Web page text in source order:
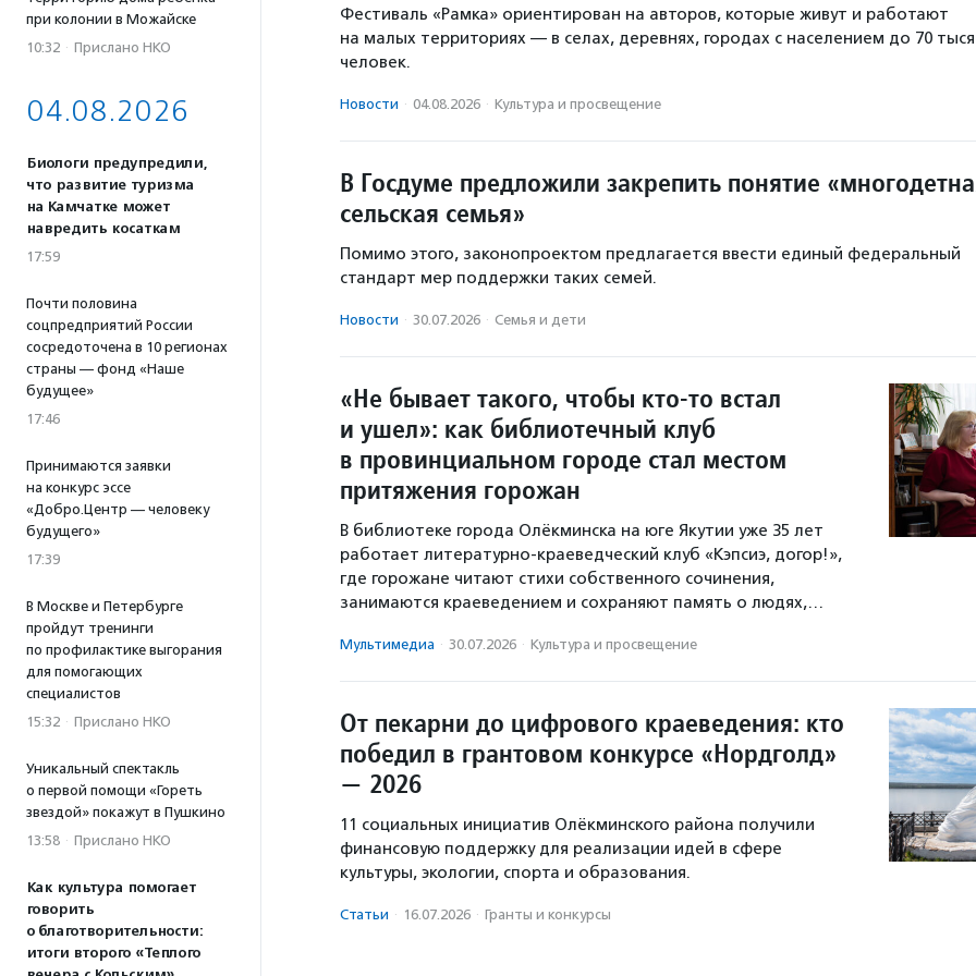
при колонии в Можайске
10:32 · Прислано НКО
04.08.2026
Биологи предупредили,
что развитие туризма
на Камчатке может
навредить косаткам
17:59
Почти половина
соцпредприятий России
сосредоточена в 10 регионах
страны — фонд «Наше
будущее»
17:46
Принимаются заявки
на конкурс эссе
«Добро.Центр — человеку
будущего»
17:39
В Москве и Петербурге
пройдут тренинги
по профилактике выгорания
для помогающих
специалистов
15:32 · Прислано НКО
Уникальный спектакль
о первой помощи «Гореть
звездой» покажут в Пушкино
13:58 · Прислано НКО
Как культура помогает
говорить
о благотворительности:
итоги второго «Теплого
Фестиваль «Рамка» ориентирован на авторов, которые живут и работают
на малых территориях — в селах, деревнях, городах с населением до 70
человек.
Новости · 04.08.2026 · Культура и просвещение
В Госдуме предложили закрепить понятие
сельская семья»
Помимо этого, законопроектом предлагается ввести единый федеральный
стандарт мер поддержки таких семей.
Новости · 30.07.2026 · Семья и дети
«Не бывает такого, чтобы кто-то встал
и ушел»: как библиотечный клуб
в провинциальном городе стал местом
притяжения горожан
В библиотеке города Олёкминска на юге Якутии уже 35 лет
работает литературно-краеведческий клуб «Кэпсиэ, догор!»,
где горожане читают стихи собственного сочинения,
занимаются краеведением и сохраняют память о людях,…
Мультимедиа · 30.07.2026 · Культура и просвещение
От пекарни до цифрового краеведения: кто
победил в грантовом конкурсе «Нордголд»
— 2026
11 социальных инициатив Олёкминского района получили
финансовую поддержку для реализации идей в сфере
культуры, экологии, спорта и образования.
Статьи · 16.07.2026 · Гранты и конкурсы